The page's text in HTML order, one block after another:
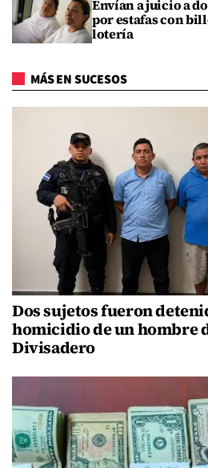
Envían a juicio a
por estafas con
lotería
MÁS EN SUCESOS
Dos sujetos fueron
homicidio de un hombre
Divisadero